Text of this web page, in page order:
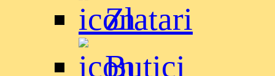
Zlatari
Butici